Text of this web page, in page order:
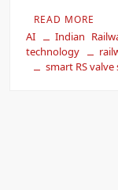
READ MORE
AI Indian
technology
smart RS